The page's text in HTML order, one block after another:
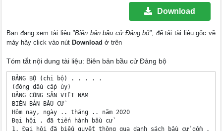
Download
Bạn đang xem tài liệu "Biên bản bầu cử Đảng bộ", để tải tài liệu gốc về
máy hãy click vào nút Download ở trên
Tóm tắt nội dung tài liệu: Biên bản bầu cử Đảng bộ
ĐẢNG BỘ (chi bộ) . . . . .
(đóng dấu cấp ủy)
ĐẢNG CỘNG SẢN VIỆT NAM
BIÊN BẢN BẦU CỬ
Hôm nay, ngày .. tháng .. năm 2020
Đại hội . đã tiến hành bầu cử
1. Đại hội đã biểu quyết thông qua danh sách bầu cử gồm ..